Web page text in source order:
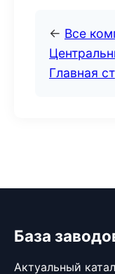
← Все
Главная
База
Актуальный